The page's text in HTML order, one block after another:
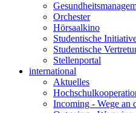
Orchester
Hörsaalkino
Studentische
Studentische
Stellenportal
international
Aktuelles
Incoming - Wege